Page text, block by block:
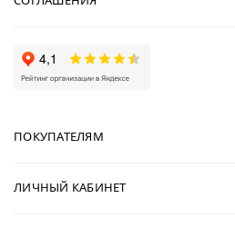
ПОКУПАТЕЛЯМ
ЛИЧНЫЙ КАБИНЕТ